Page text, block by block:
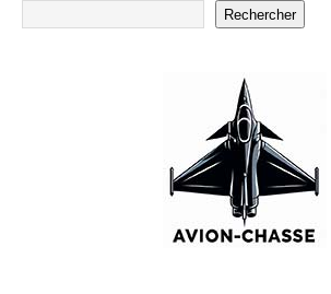
Rechercher